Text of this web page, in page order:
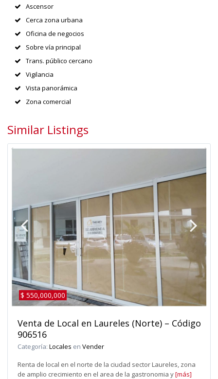
Ascensor
Cerca zona urbana
Oficina de negocios
Sobre vía principal
Trans. público cercano
Vigilancia
Vista panorámica
Zona comercial
Similar Listings
$ 550,000,000
Venta de Local en Laureles (Norte) – Código
906516
Categoría: Locales en Vender
Renta de local en el norte de la ciudad sector Laureles, zona
de amplio crecimiento en el area de la gastronomia y[más]